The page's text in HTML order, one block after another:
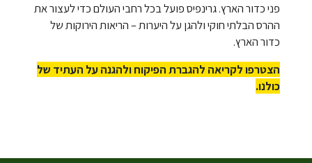
פני כדור הארץ. גרינפיס פועל בכל רחבי העולם כדי לעצור את
ההרס הבלתי חוקי ולהגן על היערות – הריאות הירוקות של
כדור הארץ.
הצטרפו לקריאה להגברת הפיקוח ולהגנה על העתיד של
כולנו.